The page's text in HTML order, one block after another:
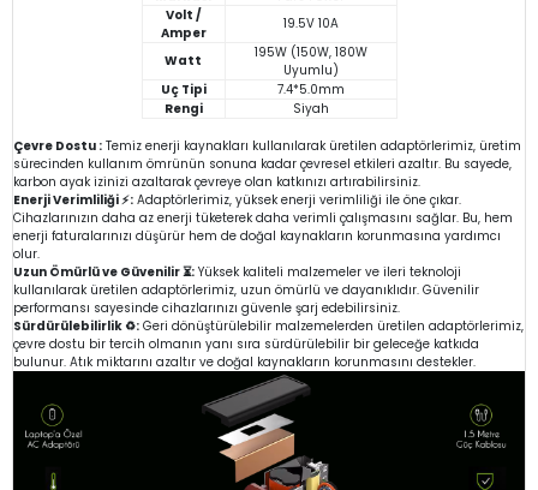
Volt /
Amper
19.5V 10A
Watt
195W (150W, 180W
Uyumlu)
Uç Tipi
7.4*5.0mm
Rengi
Siyah
Çevre Dostu : Temiz enerji kaynakları kullanılarak üretilen adaptörlerimiz, üretim
sürecinden kullanım ömrünün sonuna kadar çevresel etkileri azaltır. Bu sayede,
karbon ayak izinizi azaltarak çevreye olan katkınızı artırabilirsiniz.
Enerji Verimliliği ⚡: Adaptörlerimiz, yüksek enerji verimliliği ile öne çıkar.
Cihazlarınızın daha az enerji tüketerek daha verimli çalışmasını sağlar. Bu, hem
enerji faturalarınızı düşürür hem de doğal kaynakların korunmasına yardımcı
olur.
Uzun Ömürlü ve Güvenilir ⏳: Yüksek kaliteli malzemeler ve ileri teknoloji
kullanılarak üretilen adaptörlerimiz, uzun ömürlü ve dayanıklıdır. Güvenilir
performansı sayesinde cihazlarınızı güvenle şarj edebilirsiniz.
Sürdürülebilirlik ♻️: Geri dönüştürülebilir malzemelerden üretilen adaptörlerimiz,
çevre dostu bir tercih olmanın yanı sıra sürdürülebilir bir geleceğe katkıda
bulunur. Atık miktarını azaltır ve doğal kaynakların korunmasını destekler.